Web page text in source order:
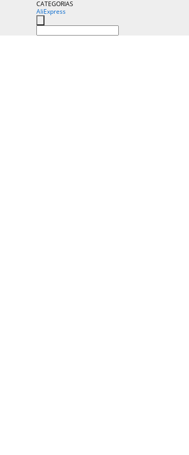
CATEGORIAS
AliExpress